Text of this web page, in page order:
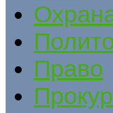
Право